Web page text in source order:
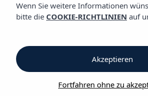
Besuchern eine ganze Anzahl von
besuchen. Einer der größten Anreize
Vielfalt an Diskotheken wie Pachá Ibiza,
oder Usuhaïa Ibiza, an. Dank des Disco-
Verbindung zu den Diskotheken.
Wenn Sie weitere Informationen
bitte die COOKIE-RICHTLINIEN auf
Fortfahren ohne zu
Akzeptieren